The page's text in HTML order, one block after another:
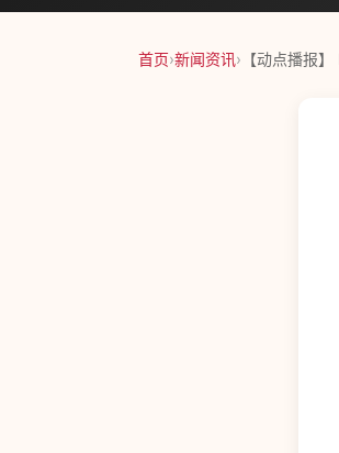
首页›新闻资讯› 【动点播报